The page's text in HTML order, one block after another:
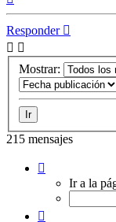
Responder
Mostrar:
215 mensajes
Ir a la